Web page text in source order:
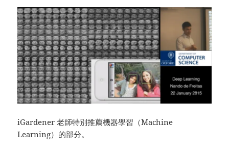
iGardener 老師特別推薦機器學習（Machine
Learning）的部分。